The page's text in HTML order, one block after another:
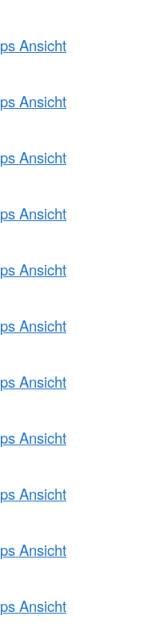
Ansicht
Ansicht
Ansicht
Ansicht
Ansicht
Ansicht
Ansicht
Ansicht
Ansicht
Ansicht
Ansicht